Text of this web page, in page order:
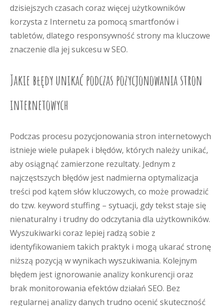
dzisiejszych czasach coraz więcej użytkowników
korzysta z Internetu za pomocą smartfonów i
tabletów, dlatego responsywność strony ma kluczowe
znaczenie dla jej sukcesu w SEO.
Jakie błędy unikać podczas pozycjonowania stron
internetowych
Podczas procesu pozycjonowania stron internetowych
istnieje wiele pułapek i błędów, których należy unikać,
aby osiągnąć zamierzone rezultaty. Jednym z
najczęstszych błędów jest nadmierna optymalizacja
treści pod kątem słów kluczowych, co może prowadzić
do tzw. keyword stuffing – sytuacji, gdy tekst staje się
nienaturalny i trudny do odczytania dla użytkowników.
Wyszukiwarki coraz lepiej radzą sobie z
identyfikowaniem takich praktyk i mogą ukarać stronę
niższą pozycją w wynikach wyszukiwania. Kolejnym
błędem jest ignorowanie analizy konkurencji oraz
brak monitorowania efektów działań SEO. Bez
regularnej analizy danych trudno ocenić skuteczność